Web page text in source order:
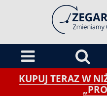
KUPUJ TERAZ W